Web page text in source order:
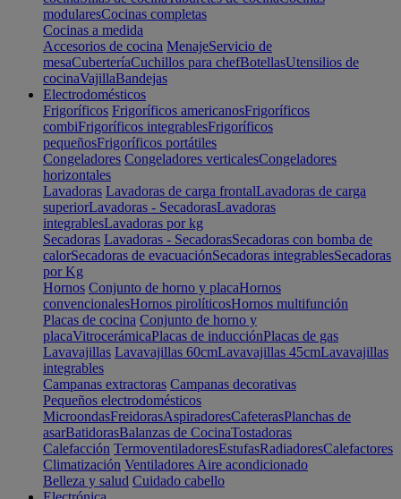
modularesCocinas completas
Cocinas a medida
Accesorios de cocina MenajeServicio de
mesaCuberteríaCuchillos para chefBotellasUtensilios de
cocinaVajillaBandejas
Electrodomésticos
Frigoríficos Frigoríficos americanosFrigoríficos
combiFrigoríficos integrablesFrigoríficos
pequeñosFrigoríficos portátiles
Congeladores Congeladores verticalesCongeladores
horizontales
Lavadoras Lavadoras de carga frontalLavadoras de carga
superiorLavadoras - SecadorasLavadoras
integrablesLavadoras por kg
Secadoras Lavadoras - SecadorasSecadoras con bomba de
calorSecadoras de evacuaciónSecadoras integrablesSecadoras
por Kg
Hornos Conjunto de horno y placaHornos
convencionalesHornos pirolíticosHornos multifunción
Placas de cocina Conjunto de horno y
placaVitrocerámicaPlacas de inducciónPlacas de gas
Lavavajillas Lavavajillas 60cmLavavajillas 45cmLavavajillas
integrables
Campanas extractoras Campanas decorativas
Pequeños electrodomésticos
MicroondasFreidorasAspiradoresCafeterasPlanchas de
asarBatidorasBalanzas de CocinaTostadoras
Calefacción TermoventiladoresEstufasRadiadoresCalefactores
Climatización Ventiladores Aire acondicionado
Belleza y salud Cuidado cabello